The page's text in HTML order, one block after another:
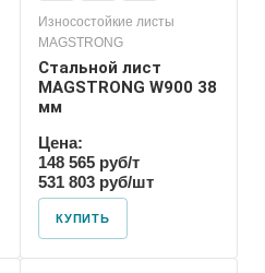
Износостойкие листы
MAGSTRONG
Стальной лист
MAGSTRONG W900 38
мм
Цена:
148 565 руб/т
531 803 руб/шт
КУПИТЬ